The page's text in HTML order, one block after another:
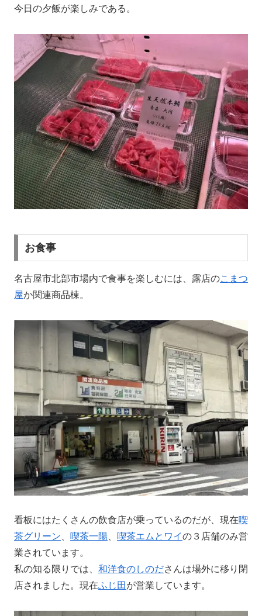
今日の夕飯が楽しみである。
お食事
名古屋市北部市場内で食事を楽しむには、露店のこまつ
屋か関連商品棟。
看板にはたくさんの飲食店が乗っているのだが、現在喫
茶グリーン、 喫茶一陽、 喫茶エムとワイの３店舗のみ営
業されています。
私の知る限りでは、 和洋食のしのださんは場外に移り閉
店されました。現在ふじ田 が営業しています。